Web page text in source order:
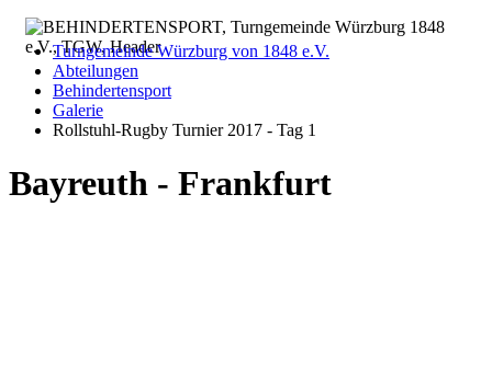
Turngemeinde Würzburg von 1848 e.V.
Abteilungen
Behindertensport
Galerie
Rollstuhl-Rugby Turnier 2017 - Tag 1
Bayreuth - Frankfurt